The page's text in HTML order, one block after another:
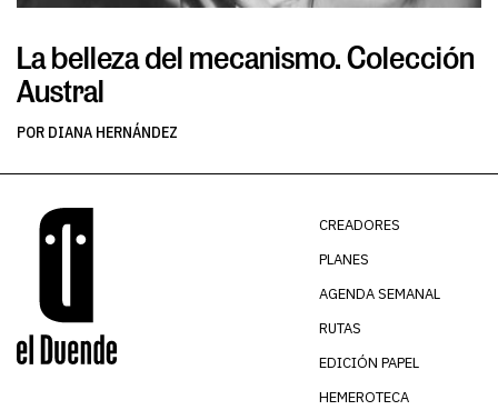
La belleza del mecanismo. Colección
Austral
POR DIANA HERNÁNDEZ
CREADORES
PLANES
AGENDA SEMANAL
RUTAS
EDICIÓN PAPEL
HEMEROTECA